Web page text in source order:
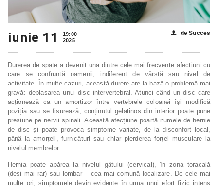
iunie 11
19:00
2025
👤 de Succes
Durerea de spate a devenit una dintre cele mai frecvente afecțiuni cu
care se confruntă oamenii, indiferent de vârstă sau nivel de
activitate. În multe cazuri, această durere are la bază o problemă mai
gravă: deplasarea unui disc intervertebral. Atunci când un disc care
acționează ca un amortizor între vertebrele coloanei își modifică
poziția sau se fisurează, conținutul gelatinos din interior poate pune
presiune pe nervii spinali. Această afecțiune poartă numele de hernie
de disc și poate provoca simptome variate, de la disconfort local,
până la amorțeli, furnicături sau chiar pierderea forței musculare la
nivelul membrelor.
Hernia poate apărea la nivelul gâtului (cervical), în zona toracală
(deși mai rar) sau lombar – cea mai comună localizare. De cele mai
multe ori, simptomele devin evidente în urma unui efort fizic intens